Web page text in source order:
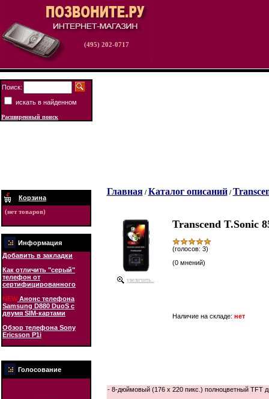
(495) 202-0717
Поиск:
искать в найденном
Расширенный поиск
Корзина
(нет товаров)
Информация
Добавить в закладки
Как отличить "серый"
телефон от
сертифицированного
NEWАнонс телефона
Samsung D880 DuoS с
двумя SIM-картами
Обзор телефона Sony
Ericsson P1i
Голосование
Главная/ Каталог описаний/
увеличить...
Transcend T.Sonic
(голосов: 3)
(0 мнений)
Наличие на складе: нет
- 8-дюймовый (176 x 220 пикс.) полноцветный TFT